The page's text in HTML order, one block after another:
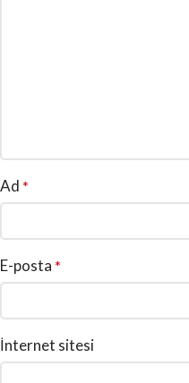
Ad *
E-posta *
İnternet sitesi